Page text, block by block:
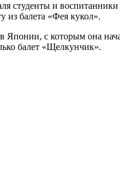
студенты и
из балета «Фея кукол».
с которым она
балет «Щелкунчик».